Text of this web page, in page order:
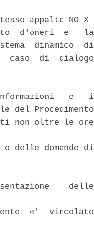
appalto NO X
d'oneri  e   la
dinamico  di
caso  di  dialogo
e   i
del Procedimento
non oltre le ore
o delle domande di
delle
e'  vincolato